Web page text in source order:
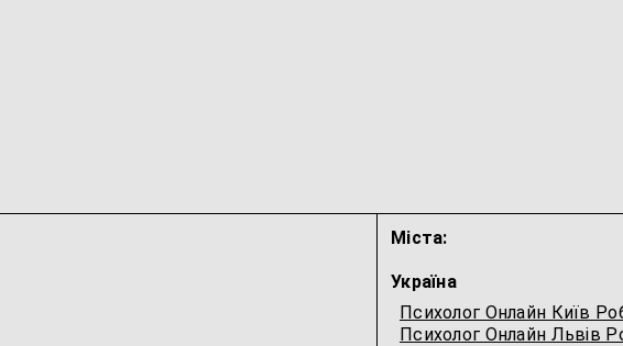
Міста:
Україна
Психолог Онлайн Київ
Психолог Онлайн Львів